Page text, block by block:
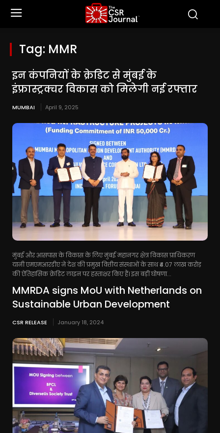
Tag: MMR
इन कंपनियों के क्रेडिट से मुंबई के
इंफ्रास्ट्रक्चर विकास को मिलेगी नई रफ्तार
MUMBAI April 9, 2025
मुंबई और आसपास के विकास के लिए मुंबई महानगर क्षेत्र विकास प्राधिकरण
यानी एमएमआरडीए ने देश की प्रमुख वित्तीय संस्थाओं के साथ ₹4.07 लाख करोड़
की ऐतिहासिक क्रेडिट लाइन पर हस्ताक्षर किए हैं। इस बड़ी घोषणा...
MMRDA signs MoU with Netherlands on
Sustainable Urban Development
CSR RELEASE January 18, 2024